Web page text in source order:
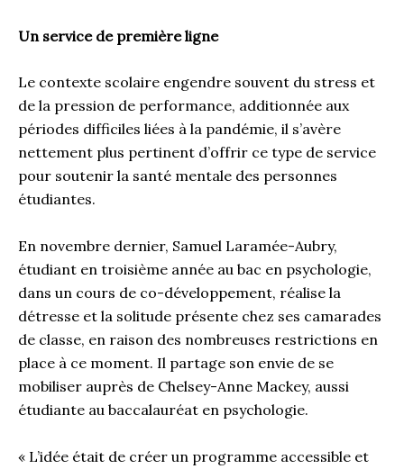
Un service de première ligne
Le contexte scolaire engendre souvent du stress et
de la pression de performance, additionnée aux
périodes difficiles liées à la pandémie, il s’avère
nettement plus pertinent d’offrir ce type de service
pour soutenir la santé mentale des personnes
étudiantes.
En novembre dernier, Samuel Laramée-Aubry,
étudiant en troisième année au bac en psychologie,
dans un cours de co-développement, réalise la
détresse et la solitude présente chez ses camarades
de classe, en raison des nombreuses restrictions en
place à ce moment. Il partage son envie de se
mobiliser auprès de Chelsey-Anne Mackey, aussi
étudiante au baccalauréat en psychologie.
« L’idée était de créer un programme accessible et